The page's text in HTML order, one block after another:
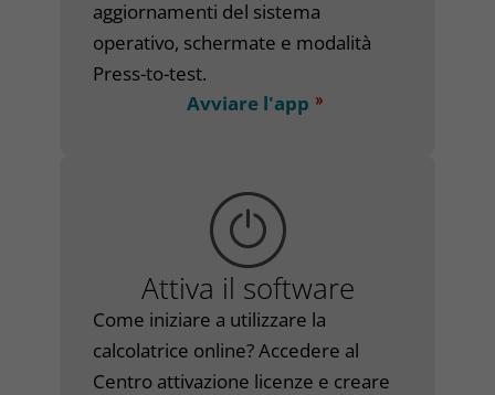
aggiornamenti del sistema
operativo, schermate e modalità
Press-to-test.
Avviare l'app
Attiva il software
Come iniziare a utilizzare la
calcolatrice online? Accedere al
Centro attivazione licenze e creare